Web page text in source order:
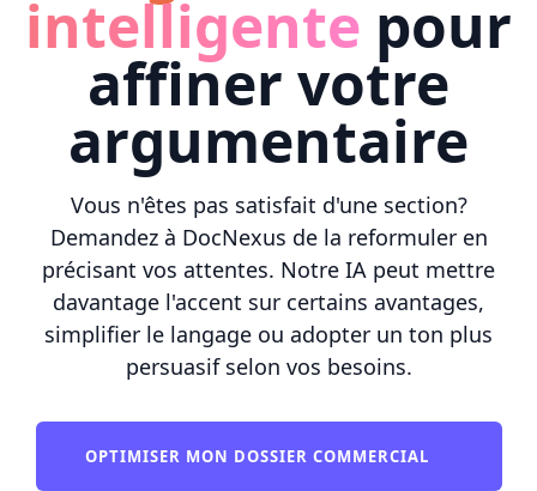
intelligente pour
affiner votre
argumentaire
Vous n'êtes pas satisfait d'une section?
Demandez à DocNexus de la reformuler en
précisant vos attentes. Notre IA peut mettre
davantage l'accent sur certains avantages,
simplifier le langage ou adopter un ton plus
persuasif selon vos besoins.
OPTIMISER MON DOSSIER COMMERCIAL